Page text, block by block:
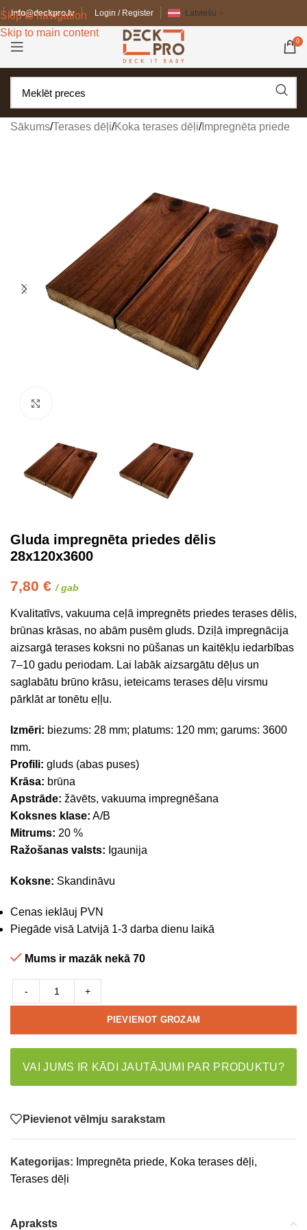
Skip to navigation
Skip to main content
info@deckpro.lv Login / Register Latviešu
0
Sākums/Terases dēļi/Koka terases dēļi/Impregnēta priede
Gluda impregnēta priedes dēlis
28x120x3600
7,80 € / gab
Kvalitatīvs, vakuuma ceļā impregnēts priedes terases dēlis,
brūnas krāsas, no abām pusēm gluds. Dziļā impregnācija
aizsargā terases koksni no pūšanas un kaitēkļu iedarbības
7–10 gadu periodam. Lai labāk aizsargātu dēļus un
saglabātu brūno krāsu, ieteicams terases dēļu virsmu
pārklāt ar tonētu eļļu.
Izmēri: biezums: 28 mm; platums: 120 mm; garums: 3600
mm.
Profili: gluds (abas puses)
Krāsa: brūna
Apstrāde: žāvēts, vakuuma impregnēšana
Koksnes klase: A/B
Mitrums: 20 %
Ražošanas valsts: Igaunija
Koksne: Skandināvu
Cenas ieklāuj PVN
Piegāde visā Latvijā 1-3 darba dienu laikā
Mums ir mazāk nekā 70
- +
PIEVIENOT GROZAM
VAI JUMS IR KĀDI JAUTĀJUMI PAR PRODUKTU?
Pievienot vēlmju sarakstam
Kategorijas: Impregnēta priede, Koka terases dēļi,
Terases dēļi
Apraksts